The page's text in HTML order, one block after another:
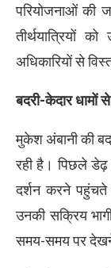
परियोजनाओं की
तीर्थयात्रियों
अधिकारियों से
बदरी-केदार धामों
मुकेश अंबानी की
रही है। पिछले डेढ़
दर्शन करने पहुंचते
उनकी सक्रिय
समय-समय पर देखने